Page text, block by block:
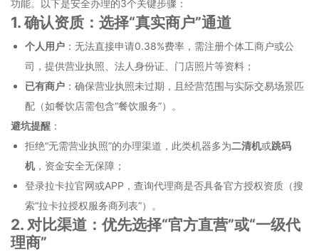
功能。以下是安全办理的3个关键步骤：
1. 确认资质：选择“真实商户”通道
个人用户 ：无法直接申请0.38%费率，需注册个体工商户或公
司，提供营业执照、法人身份证、门店照片等资料；
已有商户 ：确保营业执照未过期，且经营范围与实际交易场景匹
配（如餐饮店需包含“餐饮服务”）。
避坑提醒 ：
拒绝“无需营业执照”的办理渠道，此类机器多为二清机或跳码
机，资金安全无保障；
登录拉卡拉官网或APP，查询代理商是否具备官方授权资质（搜
索“拉卡拉授权服务商列表”）。
2. 对比渠道：优先选择“官方直营”或“一级代
理商”